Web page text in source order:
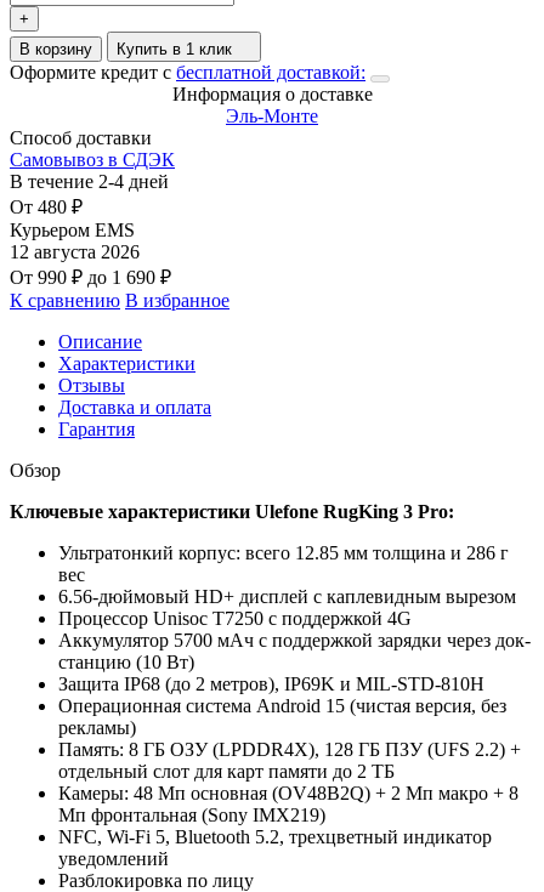
+
В корзину
Купить в 1 клик
Оформите кредит с бесплатной доставкой:
Информация о доставке
Эль-Монте
Способ доставки
Самовывоз в СДЭК
В течение 2-4 дней
От 480 ₽
Курьером EMS
12 августа 2026
От 990 ₽ до 1 690 ₽
К сравнению В избранное
Описание
Характеристики
Отзывы
Доставка и оплата
Гарантия
Обзор
Ключевые характеристики Ulefone RugKing 3 Pro:
Ультратонкий корпус: всего 12.85 мм толщина и 286 г
вес
6.56-дюймовый HD+ дисплей с каплевидным вырезом
Процессор Unisoc T7250 с поддержкой 4G
Аккумулятор 5700 мАч с поддержкой зарядки через док-
станцию (10 Вт)
Защита IP68 (до 2 метров), IP69K и MIL-STD-810H
Операционная система Android 15 (чистая версия, без
рекламы)
Память: 8 ГБ ОЗУ (LPDDR4X), 128 ГБ ПЗУ (UFS 2.2) +
отдельный слот для карт памяти до 2 ТБ
Камеры: 48 Мп основная (OV48B2Q) + 2 Мп макро + 8
Мп фронтальная (Sony IMX219)
NFC, Wi-Fi 5, Bluetooth 5.2, трехцветный индикатор
уведомлений
Разблокировка по лицу